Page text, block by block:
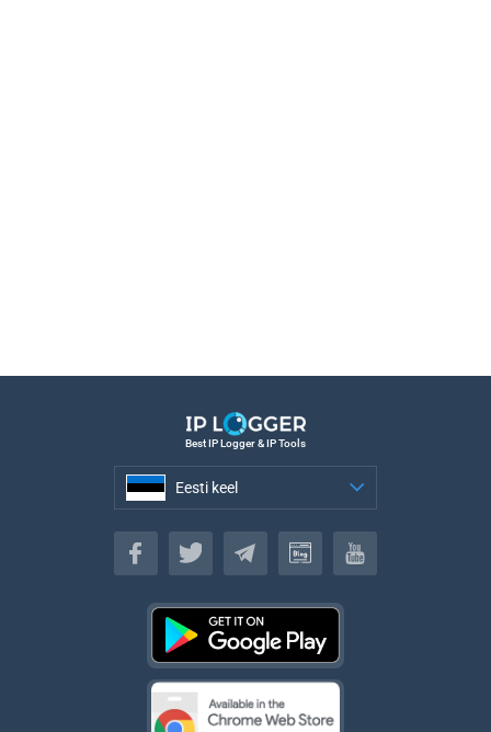
Best IP Logger & IP Tools
Eesti keel
Eesti keel